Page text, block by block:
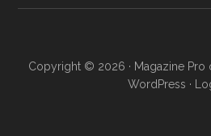
Copyright © 2026 · Magazine Pro
WordPress ·